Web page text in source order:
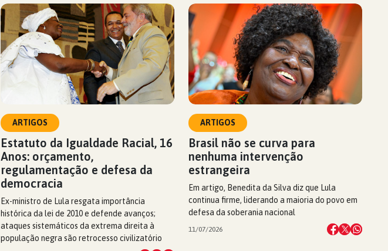
ARTIGOS
Estatuto da Igualdade Racial, 16
Anos: orçamento,
regulamentação e defesa da
democracia
Ex-ministro de Lula resgata importância
histórica da lei de 2010 e defende avanços;
ataques sistemáticos da extrema direita à
população negra são retrocesso civilizatório
ARTIGOS
Brasil não se curva para
nenhuma intervenção
estrangeira
Em artigo, Benedita da Silva diz que Lula
continua firme, liderando a maioria do povo em
defesa da soberania nacional
11/07/2026